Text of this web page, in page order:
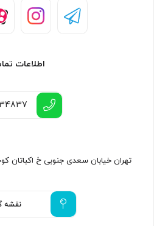
اطلاعات
34837
تهران خیابان سعدی جنوبی خ اکباتان
نقشه